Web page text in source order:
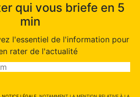
qui vous briefe en 5
min
l'essentiel de l'information pour
rater de l'actualité